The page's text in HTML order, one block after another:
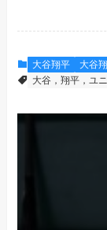
大谷翔平
大谷
大谷，翔平，ユ